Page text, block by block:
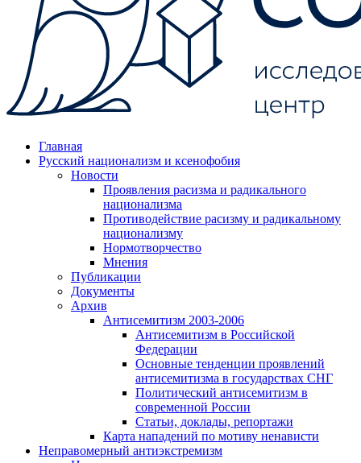
Главная
Русский национализм и ксенофобия
Новости
Проявления расизма и радикального
национализма
Противодействие расизму и радикальному
национализму
Нормотворчество
Мнения
Публикации
Документы
Архив
Антисемитизм 2003-2006
Антисемитизм в Российской
Федерации
Основные тенденции проявлений
антисемитизма в государствах СНГ
Политический антисемитизм в
современной России
Статьи, доклады, репортажи
Карта нападений по мотиву ненависти
Неправомерный антиэкстремизм